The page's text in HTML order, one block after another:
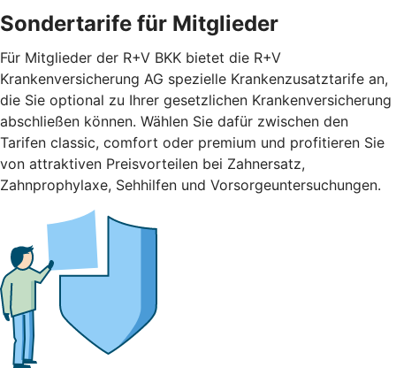
Sondertarife für Mitglieder
Für Mitglieder der R+V BKK bietet die R+V
Krankenversicherung AG spezielle Krankenzusatztarife an,
die Sie optional zu Ihrer gesetzlichen Krankenversicherung
abschließen können. Wählen Sie dafür zwischen den
Tarifen classic, comfort oder premium und profitieren Sie
von attraktiven Preisvorteilen bei Zahnersatz,
Zahnprophylaxe, Sehhilfen und Vorsorgeuntersuchungen.